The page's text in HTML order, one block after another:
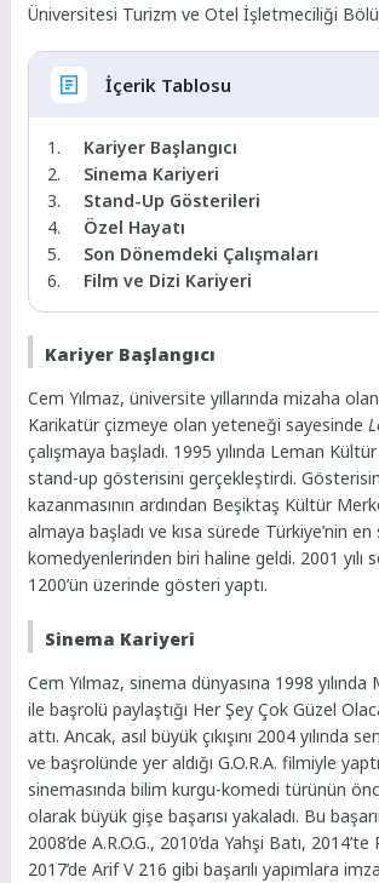
Üniversitesi Turizm ve Otel İşletmeciliği
İçerik Tablosu
Kariyer Başlangıcı
Sinema Kariyeri
Stand-Up Gösterileri
Özel Hayatı
Son Dönemdeki Çalışmaları
Film ve Dizi Kariyeri
Kariyer Başlangıcı
Cem Yılmaz, üniversite yıllarında mizaha
Karikatür çizmeye olan yeteneği sayesinde
çalışmaya başladı. 1995 yılında Leman
stand-up gösterisini gerçekleştirdi.
kazanmasının ardından Beşiktaş Kültür
almaya başladı ve kısa sürede Türkiye’nin en
komedyenlerinden biri haline geldi. 2001 yılı
1200’ün üzerinde gösteri yaptı.
Sinema Kariyeri
Cem Yılmaz, sinema dünyasına 1998
ile başrolü paylaştığı Her Şey Çok Güzel
attı. Ancak, asıl büyük çıkışını 2004 yılında
ve başrolünde yer aldığı G.O.R.A. filmiyle
sinemasında bilim kurgu-komedi türünün
olarak büyük gişe başarısı yakaladı. Bu
2008’de A.R.O.G., 2010’da Yahşi Batı, 2014’te
2017’de Arif V 216 gibi başarılı yapımlara